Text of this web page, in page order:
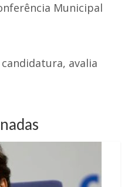
Municipal
avalia